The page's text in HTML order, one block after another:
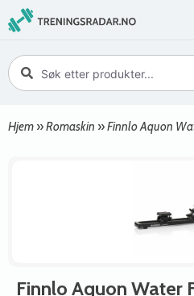
Hjem »Romaskin »Finnlo Aquon
Finnlo Aquon Water